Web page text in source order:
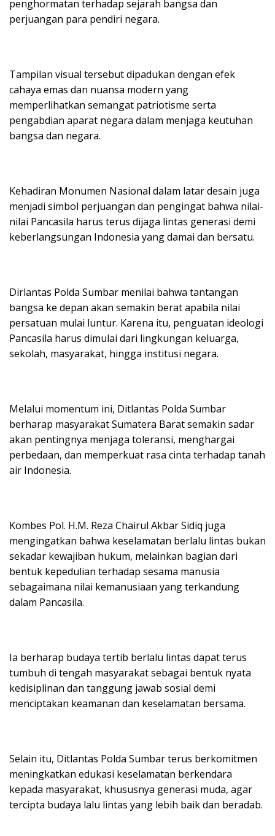
penghormatan terhadap sejarah bangsa dan
perjuangan para pendiri negara.
Tampilan visual tersebut dipadukan dengan efek
cahaya emas dan nuansa modern yang
memperlihatkan semangat patriotisme serta
pengabdian aparat negara dalam menjaga keutuhan
bangsa dan negara.
Kehadiran Monumen Nasional dalam latar desain juga
menjadi simbol perjuangan dan pengingat bahwa nilai-
nilai Pancasila harus terus dijaga lintas generasi demi
keberlangsungan Indonesia yang damai dan bersatu.
Dirlantas Polda Sumbar menilai bahwa tantangan
bangsa ke depan akan semakin berat apabila nilai
persatuan mulai luntur. Karena itu, penguatan ideologi
Pancasila harus dimulai dari lingkungan keluarga,
sekolah, masyarakat, hingga institusi negara.
Melalui momentum ini, Ditlantas Polda Sumbar
berharap masyarakat Sumatera Barat semakin sadar
akan pentingnya menjaga toleransi, menghargai
perbedaan, dan memperkuat rasa cinta terhadap tanah
air Indonesia.
Kombes Pol. H.M. Reza Chairul Akbar Sidiq juga
mengingatkan bahwa keselamatan berlalu lintas bukan
sekadar kewajiban hukum, melainkan bagian dari
bentuk kepedulian terhadap sesama manusia
sebagaimana nilai kemanusiaan yang terkandung
dalam Pancasila.
Ia berharap budaya tertib berlalu lintas dapat terus
tumbuh di tengah masyarakat sebagai bentuk nyata
kedisiplinan dan tanggung jawab sosial demi
menciptakan keamanan dan keselamatan bersama.
Selain itu, Ditlantas Polda Sumbar terus berkomitmen
meningkatkan edukasi keselamatan berkendara
kepada masyarakat, khususnya generasi muda, agar
tercipta budaya lalu lintas yang lebih baik dan beradab.